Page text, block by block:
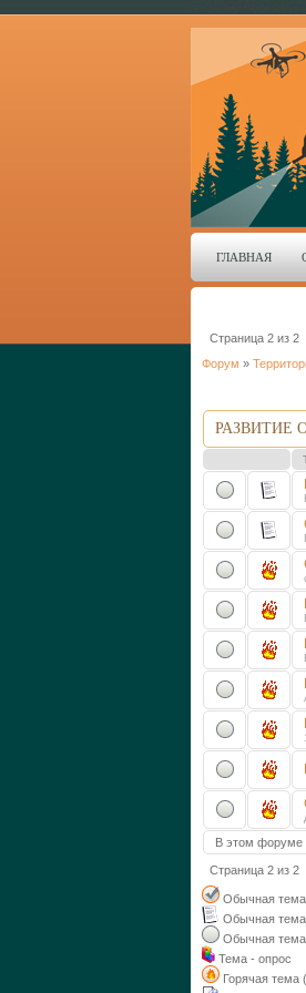
ГЛАВНАЯ
Страница 2 из 2
Форум »
РАЗВИТИЕ
В этом форуме
Страница 2 из 2
Обычная
Обычная тема
Обычная
Тема - опрос
Горячая тема